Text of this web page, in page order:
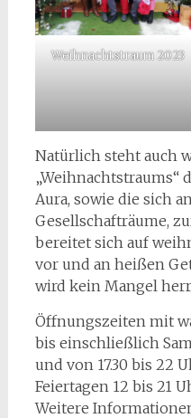
Weihnachtstraum 2023
Natürlich steht auch
„Weihnachtstraums“
Aura, sowie die sich
Gesellschafträume,
bereitet sich auf
vor und an heißen
wird kein Mangel
Öffnungszeiten mit
bis einschließlich
und von 17.30 bis 22
Feiertagen 12 bis 21
Weitere